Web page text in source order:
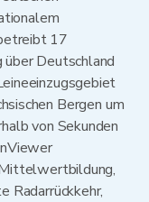
17
Deutschland
Bergen um
von Sekunden
Radarrückkehr,